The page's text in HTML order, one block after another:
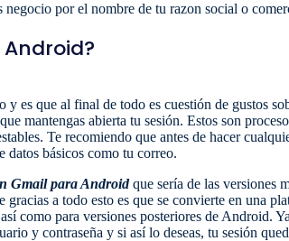
negocio por el nombre de tu razon social o
y es que al final de todo es cuestión de gustos
mantengas abierta tu sesión. Estos son
Te recomiendo que antes de hacer
básicos como tu correo.
Gmail para Androidque sería de las versiones
gracias a todo esto es que se convierte en una
así como para versiones posteriores de Android.
y contraseña y si así lo deseas, tu sesión